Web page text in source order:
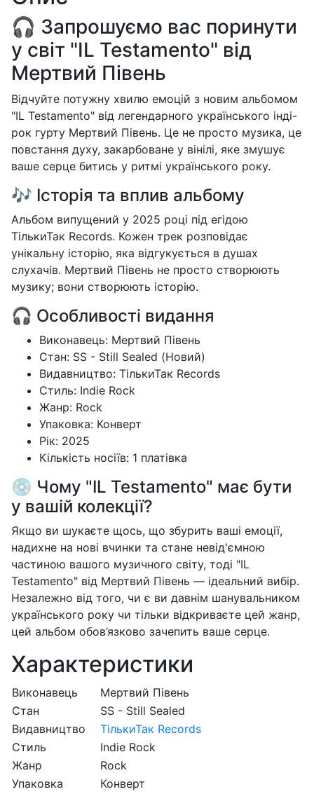
🎧 Запрошуємо вас поринути
у світ "IL Testamento" від
Мертвий Півень
Відчуйте потужну хвилю емоцій з новим альбомом
"IL Testamento" від легендарного українського інді-
рок гурту Мертвий Півень. Це не просто музика, це
повстання духу, закарбоване у вінілі, яке змушує
ваше серце битись у ритмі українського року.
🎶 Історія та вплив альбому
Альбом випущений у 2025 році під егідою
ТількиТак Records. Кожен трек розповідає
унікальну історію, яка відгукується в душах
слухачів. Мертвий Півень не просто створюють
музику; вони створюють історію.
🎧 Особливості видання
Виконавець: Мертвий Півень
Стан: SS - Still Sealed (Новий)
Видавництво: ТількиТак Records
Стиль: Indie Rock
Жанр: Rock
Упаковка: Конверт
Рік: 2025
Кількість носіїв: 1 платівка
💿 Чому "IL Testamento" має бути
у вашій колекції?
Якщо ви шукаєте щось, що збурить ваші емоції,
надихне на нові вчинки та стане невід'ємною
частиною вашого музичного світу, тоді "IL
Testamento" від Мертвий Півень — ідеальний вибір.
Незалежно від того, чи є ви давнім шанувальником
українського року чи тільки відкриваєте цей жанр,
цей альбом обов’язково зачепить ваше серце.
Характеристики
Виконавець
Мертвий Півень
Стан
SS - Still Sealed
Видавництво
ТількиТак Records
Стиль
Indie Rock
Жанр
Rock
Упаковка
Конверт